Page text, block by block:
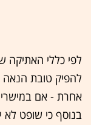
לפי כללי האתיקה
להפיק טובת הנאה
אחרת - אם
בנוסף כי שופט לא